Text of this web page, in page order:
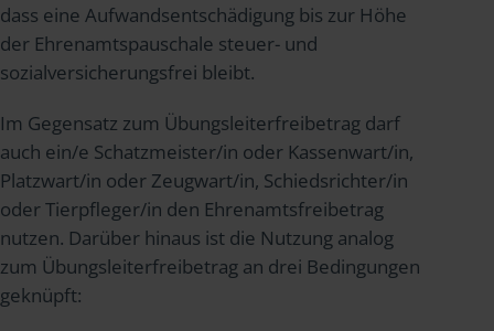
dass eine Aufwandsentschädigung bis zur Höhe
der Ehrenamtspauschale steuer- und
sozialversicherungsfrei bleibt.
Im Gegensatz zum Übungsleiterfreibetrag darf
auch ein/e Schatzmeister/in oder Kassenwart/in,
Platzwart/in oder Zeugwart/in, Schiedsrichter/in
oder Tierpfleger/in den Ehrenamtsfreibetrag
nutzen. Darüber hinaus ist die Nutzung analog
zum Übungsleiterfreibetrag an drei Bedingungen
geknüpft: